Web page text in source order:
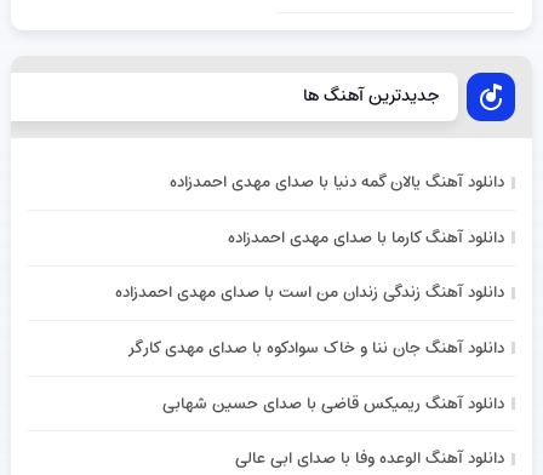
جدیدترین آهنگ ها
دانلود آهنگ یالان گمه دنیا با صدای مهدی احمدزاده
دانلود آهنگ کارما با صدای مهدی احمدزاده
دانلود آهنگ زندگی زندان من است با صدای مهدی احمدزاده
دانلود آهنگ جان ننا و خاک سوادکوه با صدای مهدی کارگر
دانلود آهنگ ریمیکس قاضی با صدای حسین شهابی
دانلود آهنگ الوعده وفا با صدای ابی عالی